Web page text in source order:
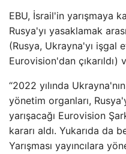
EBU, İsrail'in yarışmaya
Rusya'yı yasaklamak
(Rusya, Ukrayna'yı işgal
Eurovision'dan çıkarıldı)
“2022 yılında
yönetim organları,
yarışacağı Eurovision
kararı aldı. Yukarıda da
Yarışması yayıncılara